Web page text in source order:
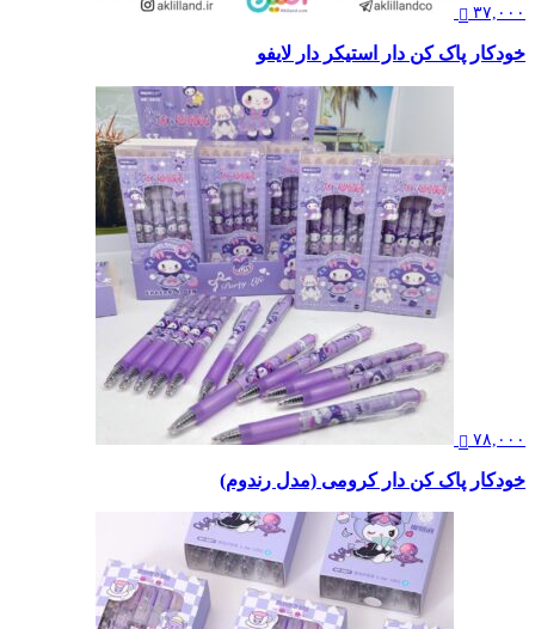
۳۷,۰۰۰
خودکار پاک کن دار استیکر دار لایفو
۷۸,۰۰۰
خودکار پاک کن دار کرومی (مدل رندوم)